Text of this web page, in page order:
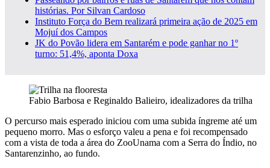
histórias. Por Silvan Cardoso
Instituto Força do Bem realizará primeira ação de 2025 em
Mojuí dos Campos
JK do Povão lidera em Santarém e pode ganhar no 1º
turno: 51,4%, aponta Doxa
Fabio Barbosa e Reginaldo Balieiro, idealizadores da trilha
O percurso mais esperado iniciou com uma subida íngreme até um
pequeno morro. Mas o esforço valeu a pena e foi recompensado
com a vista de toda a área do ZooUnama com a Serra do Índio, no
Santarenzinho, ao fundo.